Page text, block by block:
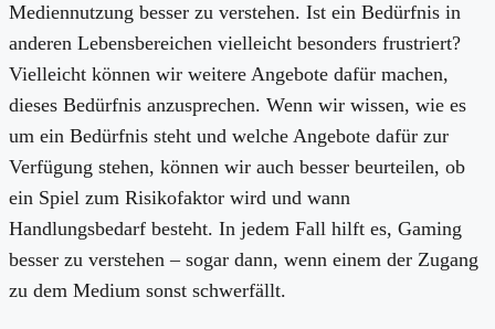
Mediennutzung besser zu verstehen. Ist ein Bedürfnis in
anderen Lebensbereichen vielleicht besonders frustriert?
Vielleicht können wir weitere Angebote dafür machen,
dieses Bedürfnis anzusprechen. Wenn wir wissen, wie es
um ein Bedürfnis steht und welche Angebote dafür zur
Verfügung stehen, können wir auch besser beurteilen, ob
ein Spiel zum Risikofaktor wird und wann
Handlungsbedarf besteht. In jedem Fall hilft es, Gaming
besser zu verstehen – sogar dann, wenn einem der Zugang
zu dem Medium sonst schwerfällt.